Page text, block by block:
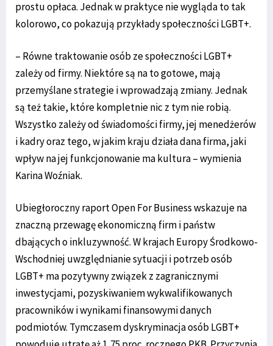
prostu opłaca. Jednak w praktyce nie wygląda to tak
kolorowo, co pokazują przykłady społeczności LGBT+.
– Równe traktowanie osób ze społeczności LGBT+
zależy od firmy. Niektóre są na to gotowe, mają
przemyślane strategie i wprowadzają zmiany. Jednak
są też takie, które kompletnie nic z tym nie robią.
Wszystko zależy od świadomości firmy, jej menedżerów
i kadry oraz tego, w jakim kraju działa dana firma, jaki
wpływ na jej funkcjonowanie ma kultura – wymienia
Karina Woźniak.
Ubiegłoroczny raport Open For Business wskazuje na
znaczną przewagę ekonomiczną firm i państw
dbających o inkluzywność. W krajach Europy Środkowo-
Wschodniej uwzględnianie sytuacji i potrzeb osób
LGBT+ ma pozytywny związek z zagranicznymi
inwestycjami, pozyskiwaniem wykwalifikowanych
pracowników i wynikami finansowymi danych
podmiotów. Tymczasem dyskryminacja osób LGBT+